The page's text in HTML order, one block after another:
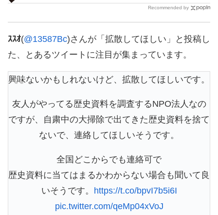
Recommended by
ｽｽｵ(@13587Bc)さんが「拡散してほしい」と投稿し
た、とあるツイートに注目が集まっています。
興味ないかもしれないけど、拡散してほしいです。
友人がやってる歴史資料を調査するNPO法人なの
ですが、自粛中の大掃除で出てきた歴史資料を捨て
ないで、連絡してほしいそうです。
全国どこからでも連絡可で
歴史資料に当てはまるかわからない場合も聞いて良
いそうです。
https://t.co/bpvI7b5i6I
pic.twitter.com/qeMp04xVoJ